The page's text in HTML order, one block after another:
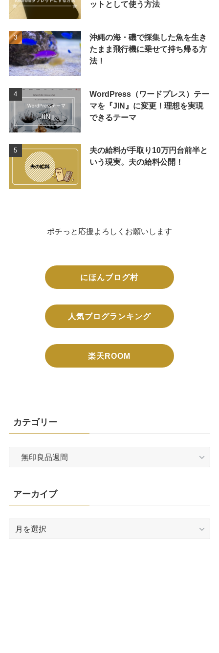
ットとして使う方法
沖縄の海・磯で採集した魚を生き
たまま飛行機に乗せて持ち帰る方
法！
WordPress（ワードプレス）テー
マを『JIN』に変更！理想を実現
できるテーマ
夫の給料が手取り10万円台前半と
いう現実。夫の給料公開！
ポチっと応援よろしくお願いします
にほんブログ村
人気ブログランキング
楽天ROOM
カテゴリー
リ
ー
アーカイブ